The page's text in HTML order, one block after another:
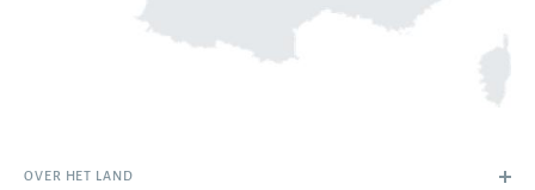
OVER HET LAND